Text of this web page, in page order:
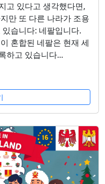
고 있다고 생각했다면,
만 또 다른 나라가 조용
습니다: 네팔입니다.
혼합된 네팔은 현재 세
하고 있습니다...